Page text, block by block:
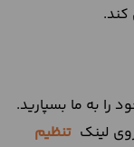
کند.
را به ما بسپارید.
لینک تنظیم